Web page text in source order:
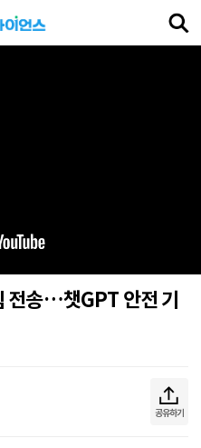
전송…챗GPT 안전 기
공유하기